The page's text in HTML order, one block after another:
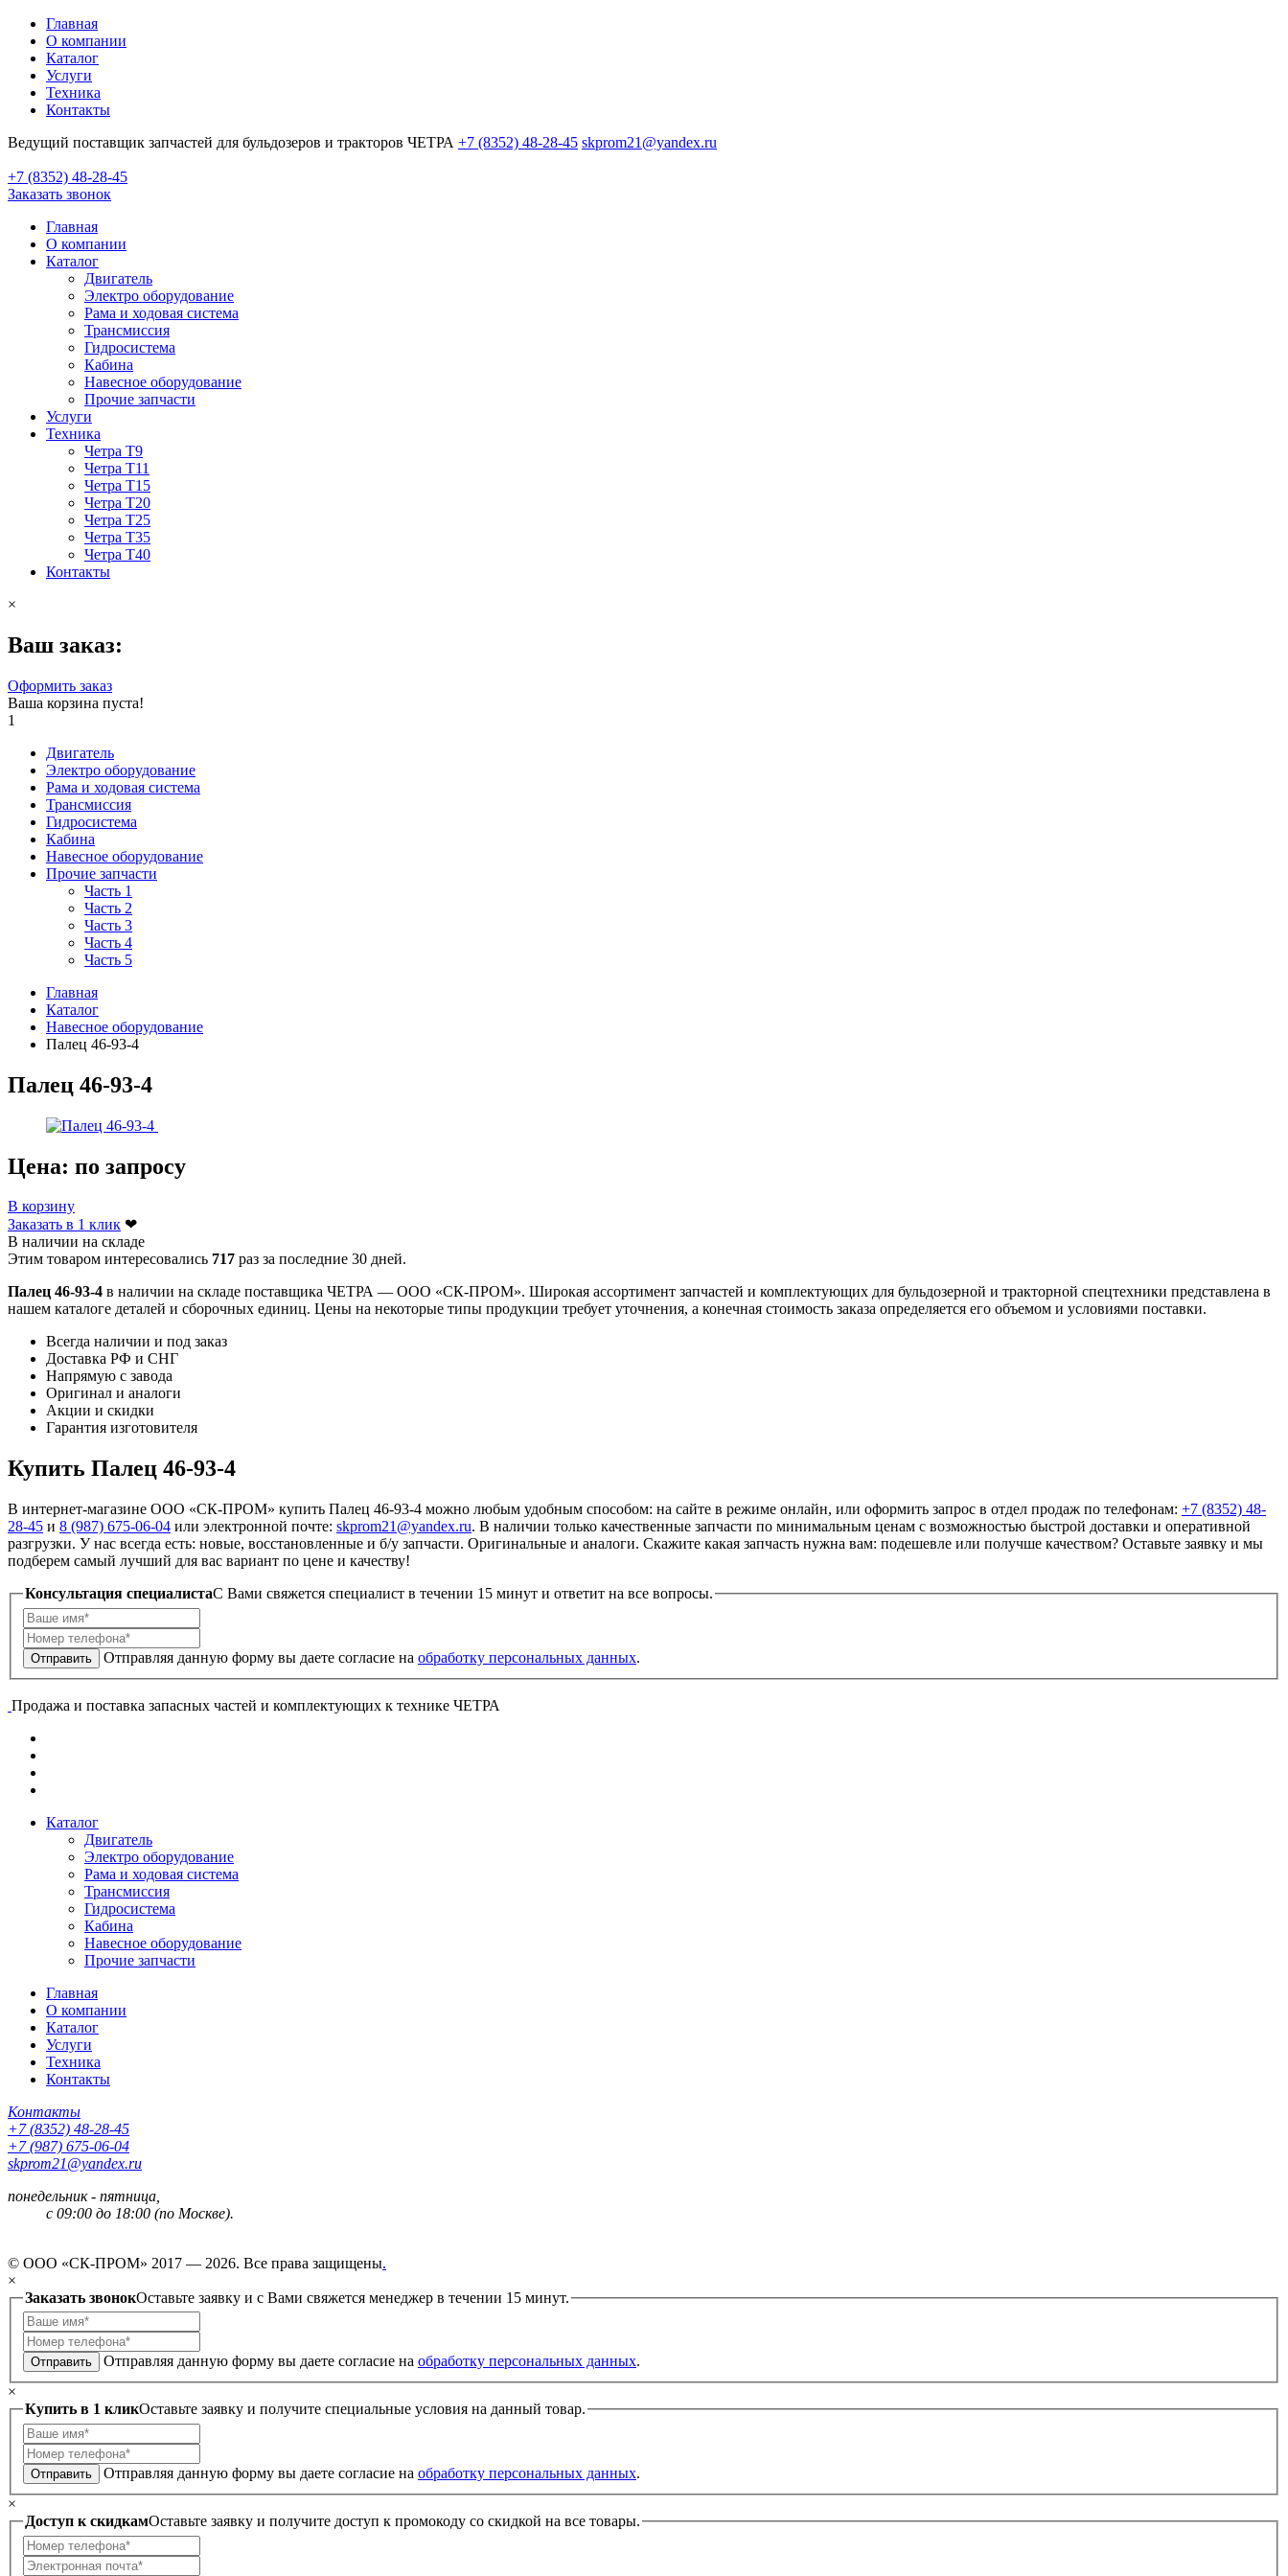
Главная
О компании
Каталог
Услуги
Техника
Контакты
Ведущий поставщик запчастей для бульдозеров и тракторов ЧЕТРА +7 (8352) 48-28-45 skprom21@yandex.ru
+7 (8352) 48-28-45
Заказать звонок
Главная
О компании
Каталог
Двигатель
Электро оборудование
Рама и ходовая система
Трансмиссия
Гидросистема
Кабина
Навесное оборудование
Прочие запчасти
Услуги
Техника
Четра Т9
Четра Т11
Четра Т15
Четра Т20
Четра Т25
Четра Т35
Четра Т40
Контакты
×
Ваш заказ:
Оформить заказ
Ваша корзина пуста!
1
Двигатель
Электро оборудование
Рама и ходовая система
Трансмиссия
Гидросистема
Кабина
Навесное оборудование
Прочие запчасти
Часть 1
Часть 2
Часть 3
Часть 4
Часть 5
Главная
Каталог
Навесное оборудование
Палец 46-93-4
Палец 46-93-4
Цена: по запросу
В корзину
Заказать в 1 клик ❤
В наличии на складе
Этим товаром интересовались 717 раз за последние 30 дней.
Палец 46-93-4 в наличии на складе поставщика ЧЕТРА — ООО «СК-ПРОМ». Широкая ассортимент запчастей и комплектующих для бульдозерной и тракторной спецтехники представлена в
нашем каталоге деталей и сборочных единиц. Цены на некоторые типы продукции требует уточнения, а конечная стоимость заказа определяется его объемом и условиями поставки.
Всегда наличии и под заказ
Доставка РФ и СНГ
Напрямую с завода
Оригинал и аналоги
Акции и скидки
Гарантия изготовителя
Купить Палец 46-93-4
В интернет-магазине ООО «СК-ПРОМ» купить Палец 46-93-4 можно любым удобным способом: на сайте в режиме онлайн, или оформить запрос в отдел продаж по телефонам: +7 (8352) 48-
28-45 и 8 (987) 675-06-04 или электронной почте: skprom21@yandex.ru. В наличии только качественные запчасти по минимальным ценам с возможностью быстрой доставки и оперативной
разгрузки. У нас всегда есть: новые, восстановленные и б/у запчасти. Оригинальные и аналоги. Скажите какая запчасть нужна вам: подешевле или получше качеством? Оставьте заявку и мы
подберем самый лучший для вас вариант по цене и качеству!
Консультация специалистаC Вами свяжется специалист в течении 15 минут и ответит на все вопросы.
Отправить Отправляя данную форму вы даете согласие на обработку персональных данных.
Продажа и поставка запасных частей и комплектующих к технике ЧЕТРА
Каталог
Двигатель
Электро оборудование
Рама и ходовая система
Трансмиссия
Гидросистема
Кабина
Навесное оборудование
Прочие запчасти
Главная
О компании
Каталог
Услуги
Техника
Контакты
Контакты
+7 (8352) 48-28-45
+7 (987) 675-06-04
skprom21@yandex.ru
понедельник - пятница,
с 09:00 до 18:00 (по Москве).
© ООО «СК-ПРОМ» 2017 — 2026. Все права защищены.
×
Заказать звонокОставьте заявку и с Вами свяжется менеджер в течении 15 минут.
Отправить Отправляя данную форму вы даете согласие на обработку персональных данных.
×
Купить в 1 кликОставьте заявку и получите специальные условия на данный товар.
Отправить Отправляя данную форму вы даете согласие на обработку персональных данных.
×
Доступ к скидкамОставьте заявку и получите доступ к промокоду со скидкой на все товары.